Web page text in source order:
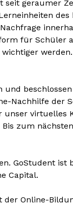
seit geraumer
für Schüler
Nachhilfe der
unser virtuelles
zum
GoStudent ist
Capital.
Online-